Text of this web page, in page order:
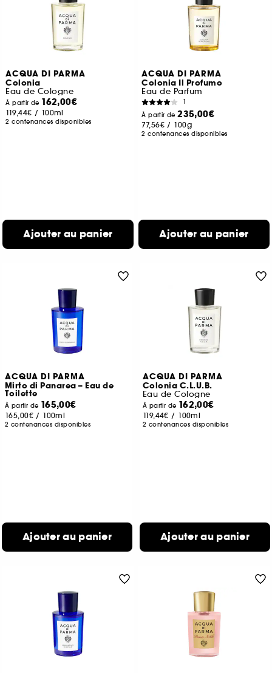
ACQUA DI PARMA
Colonia
Eau de Cologne
À partir de 162,00€
119,44€ / 100ml
2 contenances disponibles
Ajouter au panier
ACQUA DI PARMA
Colonia Il Profumo
Eau de Parfum
1
À partir de235,00€
77,56€ / 100g
2 contenances disponibles
Ajouter au panier
ACQUA DI PARMA
Mirto di Panarea – Eau de
Toilette
À partir de 165,00€
165,00€ / 100ml
2 contenances disponibles
Ajouter au panier
ACQUA DI PARMA
Colonia C.L.U.B.
Eau de Cologne
À partir de 162,00€
119,44€ / 100ml
2 contenances disponibles
Ajouter au panier